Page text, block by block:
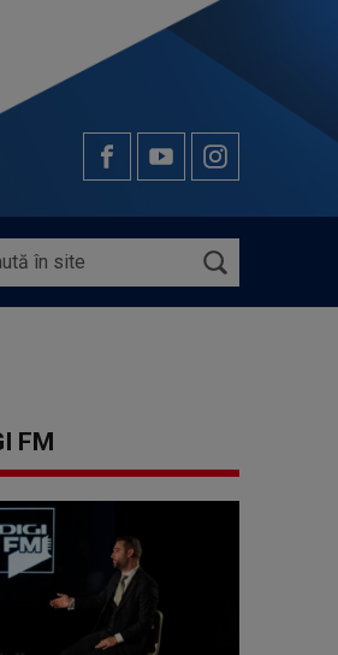
FM